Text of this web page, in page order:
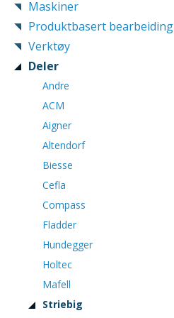
Maskiner
Produktbasert bearbeiding
Verktøy
Deler
Andre
ACM
Aigner
Altendorf
Biesse
Cefla
Compass
Fladder
Hundegger
Holtec
Mafell
Striebig